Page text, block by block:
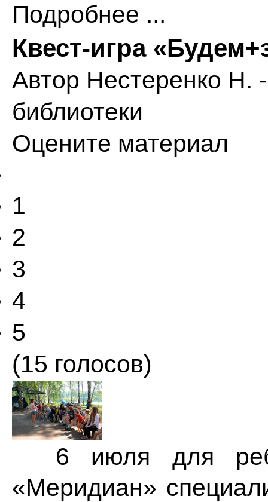
Подробнее ...
Квест-игра
Автор Нестеренко Н.
библиотеки
Оцените материал
1
2
3
4
5
(15 голосов)
6 июля для
«Меридиан»